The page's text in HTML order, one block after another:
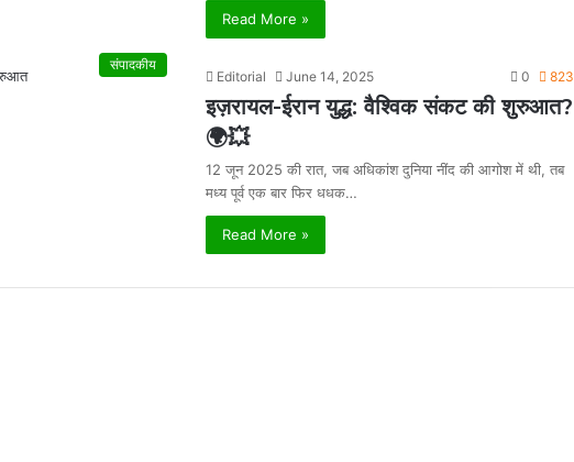
Read More »
संपादकीय
Editorial June 14, 2025 0 823
इज़रायल-ईरान युद्ध: वैश्विक संकट की शुरुआत?
🌍💥
12 जून 2025 की रात, जब अधिकांश दुनिया नींद की आगोश में थी, तब
मध्य पूर्व एक बार फिर धधक…
Read More »